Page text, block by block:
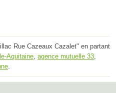
Rue Cazeaux Cazalet" en partant
Aquitaine, agence mutuelle 33,
.